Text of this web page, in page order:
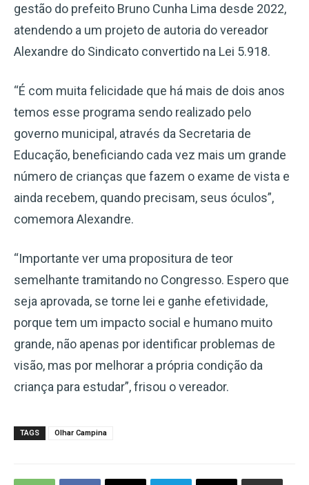
gestão do prefeito Bruno Cunha Lima desde 2022,
atendendo a um projeto de autoria do vereador
Alexandre do Sindicato convertido na Lei 5.918.
“É com muita felicidade que há mais de dois anos
temos esse programa sendo realizado pelo
governo municipal, através da Secretaria de
Educação, beneficiando cada vez mais um grande
número de crianças que fazem o exame de vista e
ainda recebem, quando precisam, seus óculos”,
comemora Alexandre.
“Importante ver uma propositura de teor
semelhante tramitando no Congresso. Espero que
seja aprovada, se torne lei e ganhe efetividade,
porque tem um impacto social e humano muito
grande, não apenas por identificar problemas de
visão, mas por melhorar a própria condição da
criança para estudar”, frisou o vereador.
TAGS Olhar Campina